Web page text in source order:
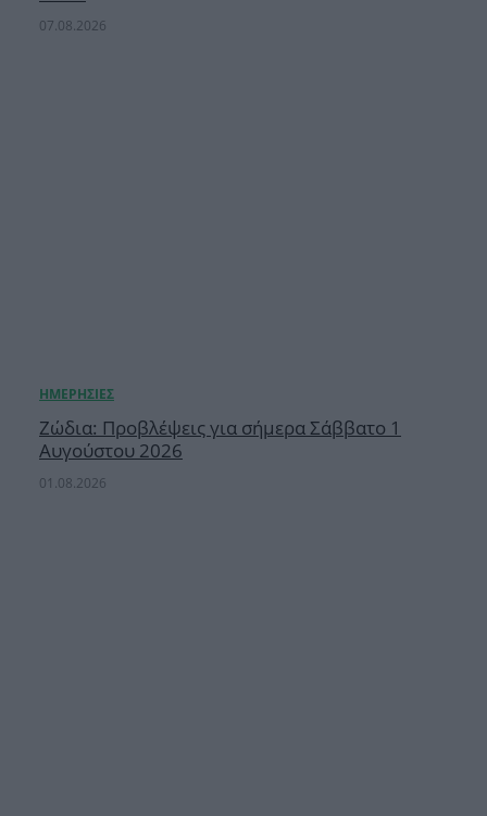
07.08.2026
Ζώδια: Προβλέψεις για σήμερα Σάββατο 1
Αυγούστου 2026
01.08.2026